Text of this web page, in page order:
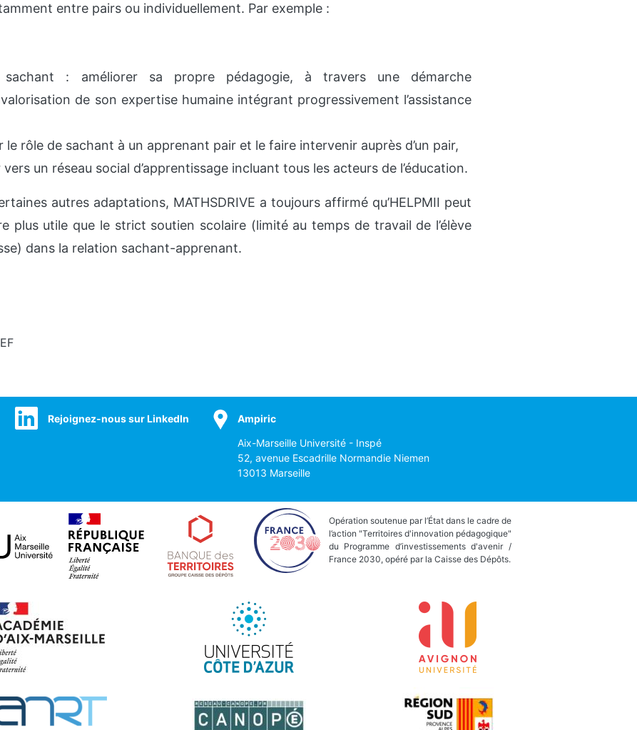
entre pairs ou individuellement. Par exemple :
: améliorer sa propre pédagogie, à travers une démarche
de son expertise humaine intégrant progressivement l’assistance
le rôle de sachant à un apprenant pair et le faire intervenir auprès d’un pair,
un réseau social d’apprentissage incluant tous les acteurs de l’éducation.
autres adaptations, MATHSDRIVE a toujours affirmé qu’HELPMII peut
plus utile que le strict soutien scolaire (limité au temps de travail de l’élève
dans la relation sachant-apprenant.
Rejoignez-nous sur LinkedIn Ampiric
Aix-Marseille Université - Inspé
52, avenue Escadrille Normandie Niemen
13013 Marseille
Opération soutenue par l’État dans le cadre de
l’action "Territoires d'innovation pédagogique"
du Programme d’investissements d'avenir /
France 2030, opéré par la Caisse des Dépôts.